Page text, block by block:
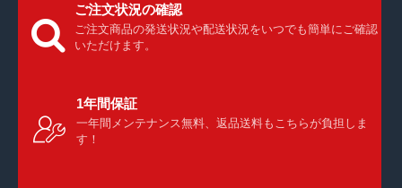
ご注文状況の確認
ご注文商品の発送状況や配送状況をいつでも簡単にご確認
いただけます。
1年間保証
一年間メンテナンス無料、返品送料もこちらが負担しま
す！